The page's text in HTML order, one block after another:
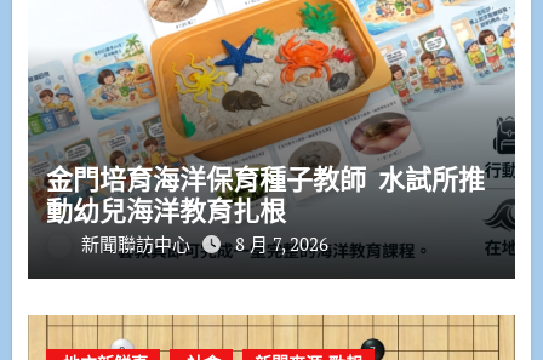
金門培育海洋保育種子教師 水試所推
動幼兒海洋教育扎根
新聞聯訪中心 8 月 7, 2026